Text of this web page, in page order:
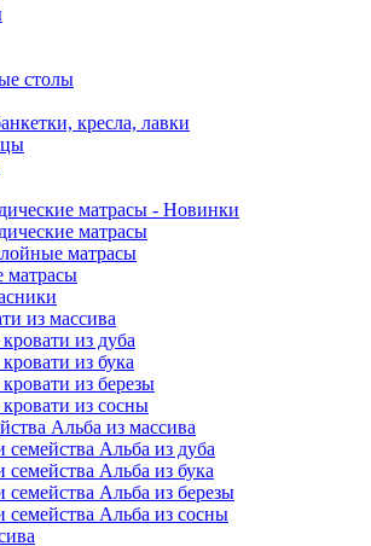
столы
кресла, лавки
матрасы - Новинки
матрасы
матрасы
матрасы
из массива
из дуба
из бука
из березы
из сосны
Альба из массива
семейства Альба из дуба
семейства Альба из бука
семейства Альба из березы
семейства Альба из сосны